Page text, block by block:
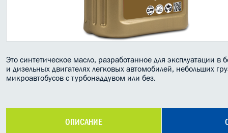
Это синтетическое масло, разработанное для эксплуатации в
и дизельных двигателях легковых автомобилей, небольших
микроавтобусов с турбонаддувом или без.
ОПИСАНИЕ